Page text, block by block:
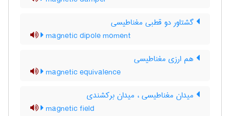
گشتاور دو قطبی مغناطیسی
magnetic dipole moment
هم ارزی مغناطیسی
magnetic equivalence
میدان مغناطیسی ، میدان برکشندی
magnetic field